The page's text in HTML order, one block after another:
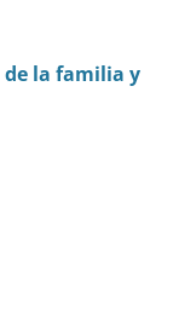
de la familia y